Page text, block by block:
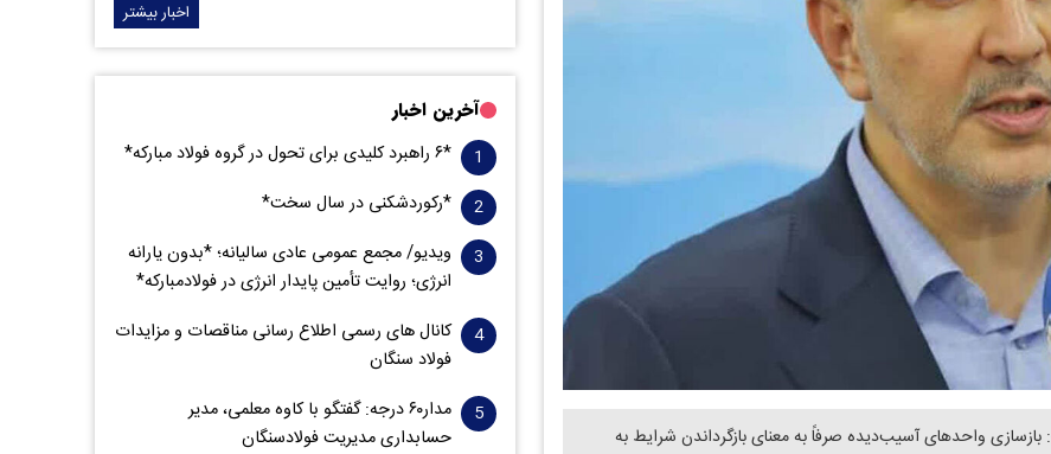
واحدهای آسیب‌دیده صرفاً به معنای بازگرداندن شرایط به
اخبار بیشتر
آخرین اخبار
*۶ راهبرد کلیدی برای تحول در گروه فولاد مبارکه*
*رکوردشکنی در سال سخت*
ویدیو/ مجمع عمومی عادی سالیانه؛ *بدون یارانه
انرژی؛ روایت تأمین پایدار انرژی در فولادمبارکه*
کانال های رسمی اطلاع رسانی مناقصات و مزایدات
فولاد سنگان
مدار‌۶٠ درجه: گفتگو با کاوه معلمی، مدیر
حسابداری مدیریت فولادسنگان